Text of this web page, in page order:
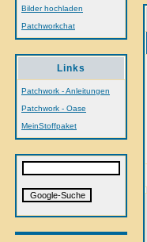
Bilder hochladen
Patchworkchat
Links
Patchwork - Anleitungen
Patchwork - Oase
MeinStoffpaket